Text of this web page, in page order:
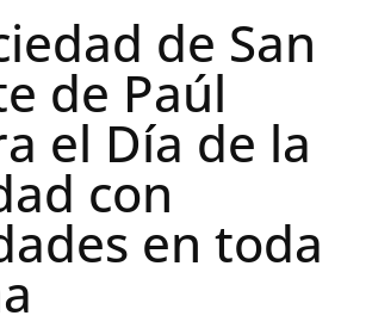
de San
de Paúl
el Día de la
con
en toda